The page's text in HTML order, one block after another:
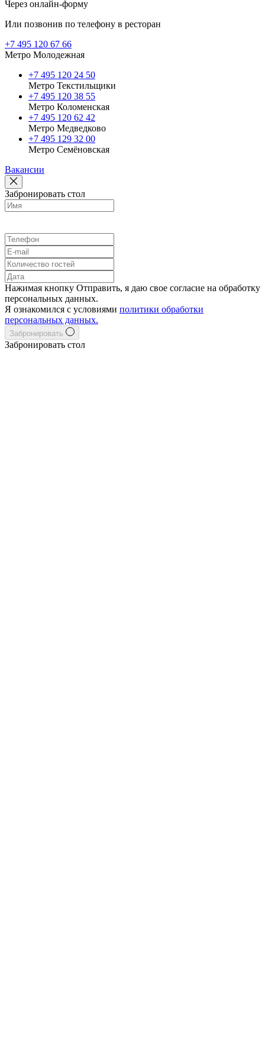
Через онлайн-форму
Или позвонив по телефону в ресторан
+7 495 120 67 66
Метро Молодежная
+7 495 120 24 50
Метро Текстильщики
+7 495 120 38 55
Метро Коломенская
‎+7 495 120 62 42
Метро Медведково
+7 495 129 32 00
Метро Семёновская
Вакансии
Забронировать стол
Нажимая кнопку Отправить, я даю свое согласие на обработку
персональных данных.
Я ознакомился с условиями политики обработки
персональных данных.
Забронировать
Забронировать стол